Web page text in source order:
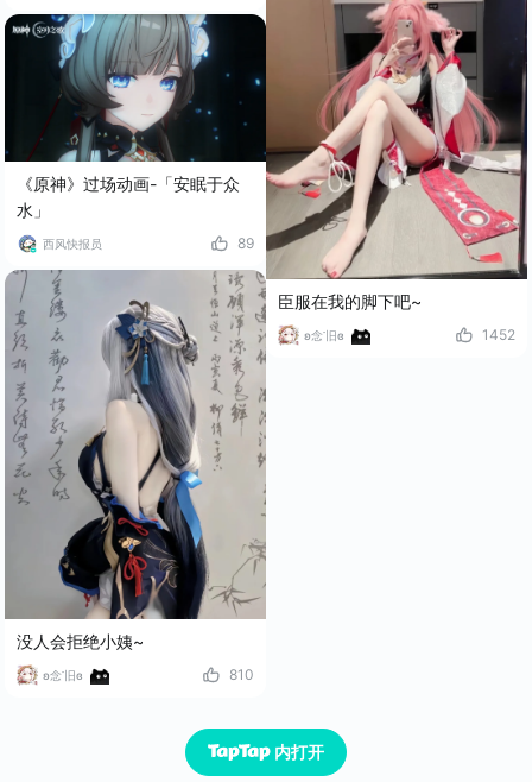
《原神》过场动画-「安眠于众
水」
西风快报员 89
没人会拒绝小姨~
ʚ念་旧ɞ 810
臣服在我的脚下吧~
ʚ念་旧ɞ 1452
内打开